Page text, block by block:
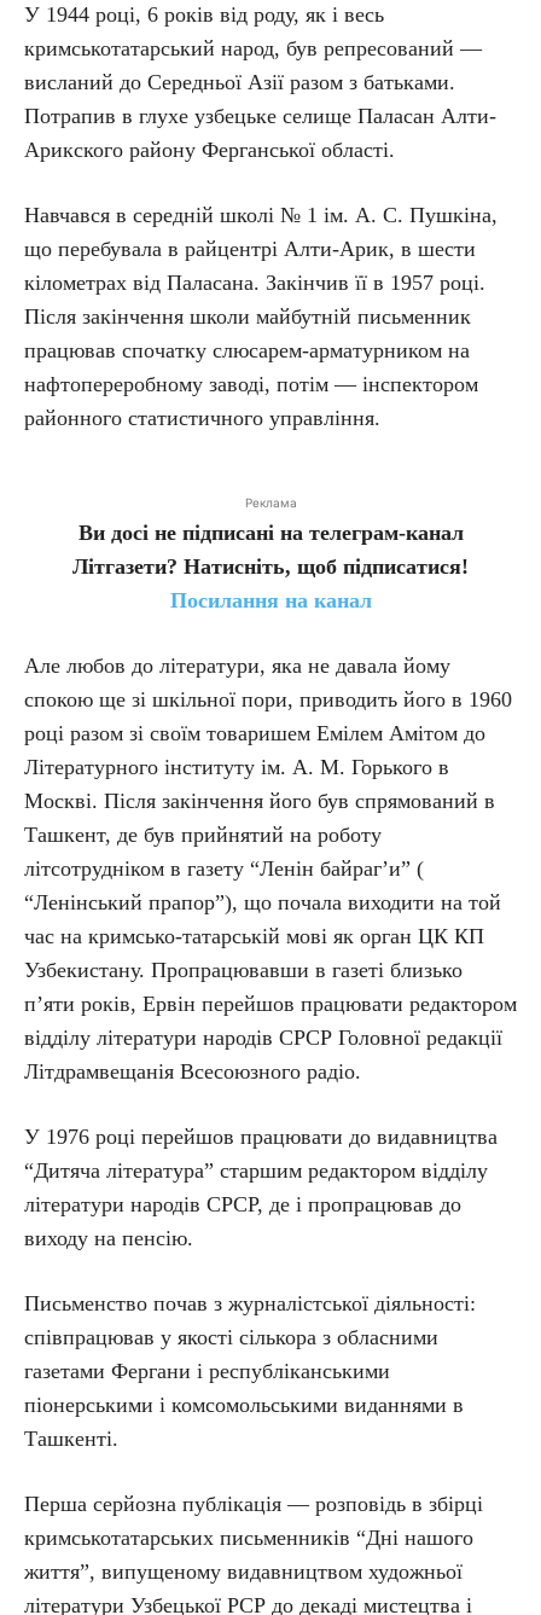
У 1944 році, 6 років від роду, як і весь
кримськотатарський народ, був репресований —
висланий до Середньої Азії разом з батьками.
Потрапив в глухе узбецьке селище Паласан Алти-
Арикского району Ферганської області.
Навчався в середній школі № 1 ім. А. С. Пушкіна,
що перебувала в райцентрі Алти-Арик, в шести
кілометрах від Паласана. Закінчив її в 1957 році.
Після закінчення школи майбутній письменник
працював спочатку слюсарем-арматурником на
нафтопереробному заводі, потім — інспектором
районного статистичного управління.
Реклама
Ви досі не підписані на телеграм-канал
Літгазети? Натисніть, щоб підписатися!
Посилання на канал
Але любов до літератури, яка не давала йому
спокою ще зі шкільної пори, приводить його в 1960
році разом зі своїм товаришем Емілем Амітом до
Літературного інституту ім. А. М. Горького в
Москві. Після закінчення його був спрямований в
Ташкент, де був прийнятий на роботу
літсотрудніком в газету “Ленін байраг’и” (
“Ленінський прапор”), що почала виходити на той
час на кримсько-татарській мові як орган ЦК КП
Узбекистану. Пропрацювавши в газеті близько
п’яти років, Ервін перейшов працювати редактором
відділу літератури народів СРСР Головної редакції
Літдрамвещанія Всесоюзного радіо.
У 1976 році перейшов працювати до видавництва
“Дитяча література” старшим редактором відділу
літератури народів СРСР, де і пропрацював до
виходу на пенсію.
Письменство почав з журналістської діяльності:
співпрацював у якості сількора з обласними
газетами Фергани і республіканськими
піонерськими і комсомольськими виданнями в
Ташкенті.
Перша серйозна публікація — розповідь в збірці
кримськотатарських письменників “Дні нашого
життя”, випущеному видавництвом художньої
літератури Узбецької РСР до декаді мистецтва і